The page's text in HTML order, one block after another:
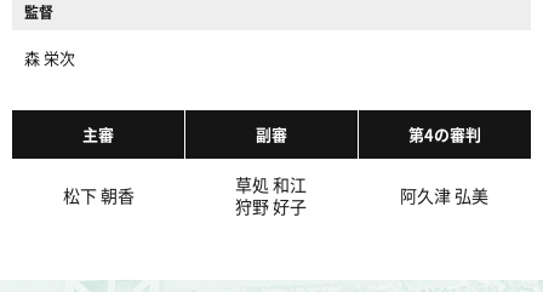
監督
森 栄次
主審 副審 第4の審判
松下 朝香
草処 和江
狩野 好子
阿久津 弘美